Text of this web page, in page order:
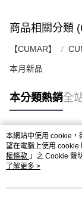
商品相關分類
【CUMAR】
本月新品
本分類熱銷全
熱門標籤
本網站中使用 cookie，
望在電腦上使用 cookie
權條款 」之 Cookie 聲
用條款之 Cookie 聲明
了解更多 >